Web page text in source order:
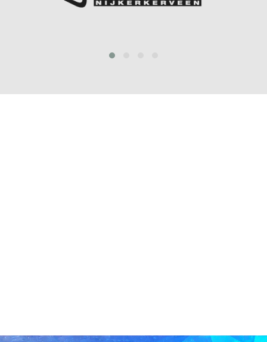
prev